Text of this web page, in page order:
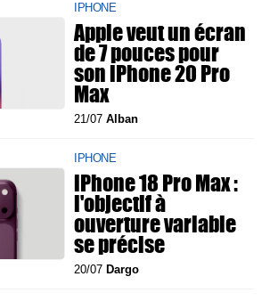
IPHONE
Apple veut un écran
de 7 pouces pour
son iPhone 20 Pro
Max
21/07Alban
IPHONE
iPhone 18 Pro Max :
l'objectif à
ouverture variable
se précise
20/07 Dargo